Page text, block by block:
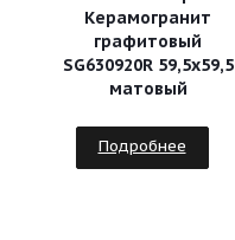
Керамогранит
графитовый
SG630920R 59,5х59,5
матовый
Подробнее